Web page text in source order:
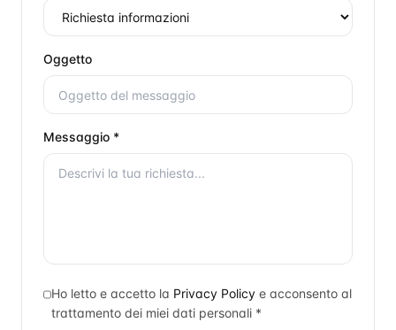
Oggetto
Messaggio *
Ho letto e accetto la Privacy Policy e acconsento al
trattamento dei miei dati personali *